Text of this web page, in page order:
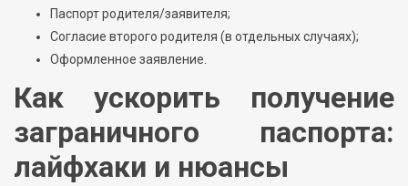
Паспорт родителя/заявителя;
Согласие второго родителя (в отдельных случаях);
Оформленное заявление.
Как ускорить получение
заграничного паспорта:
лайфхаки и нюансы